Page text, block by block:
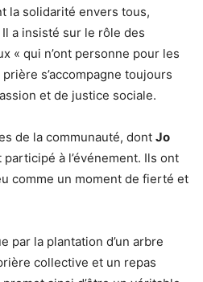
la solidarité envers tous,
a insisté sur le rôle des
« qui n’ont personne pour les
s’accompagne toujours
et de justice sociale.
de la communauté, dont Jo
participé à l’événement. Ils ont
comme un moment de fierté et
par la plantation d’un arbre
collective et un repas